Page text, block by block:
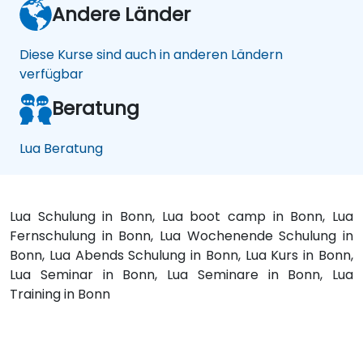
Andere Länder
Diese Kurse sind auch in anderen Ländern
verfügbar
Beratung
Lua Beratung
Lua Schulung in Bonn, Lua boot camp in Bonn, Lua
Fernschulung in Bonn, Lua Wochenende Schulung in
Bonn, Lua Abends Schulung in Bonn, Lua Kurs in Bonn,
Lua Seminar in Bonn, Lua Seminare in Bonn, Lua
Training in Bonn